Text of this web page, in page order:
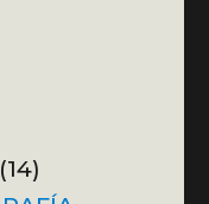
(14)